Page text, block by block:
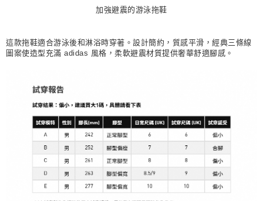
加強避震的游泳拖鞋
這款拖鞋適合游泳後和淋浴時穿著。設計簡約，質感平滑，經典三條線
圖案使造型充滿 adidas 風格，柔軟避震材質提供奢華舒適腳感。